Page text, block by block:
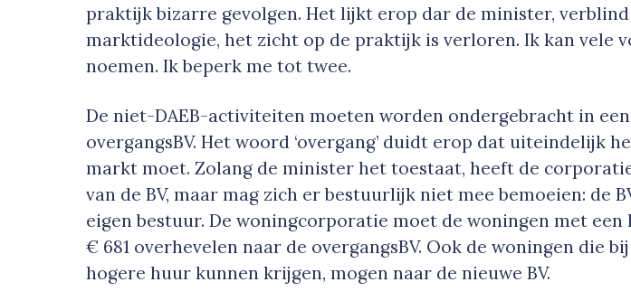
praktijk bizarre gevolgen. Het lijkt erop dar de minister,
marktideologie, het zicht op de praktijk is verloren. Ik kan vele
noemen. Ik beperk me tot twee.
De niet-DAEB-activiteiten moeten worden ondergebracht in
overgangsBV. Het woord ‘overgang’ duidt erop dat uiteindelijk
markt moet. Zolang de minister het toestaat, heeft de
van de BV, maar mag zich er bestuurlijk niet mee bemoeien: de
eigen bestuur. De woningcorporatie moet de woningen met een
€ 681 overhevelen naar de overgangsBV. Ook de woningen die
hogere huur kunnen krijgen, mogen naar de nieuwe BV.